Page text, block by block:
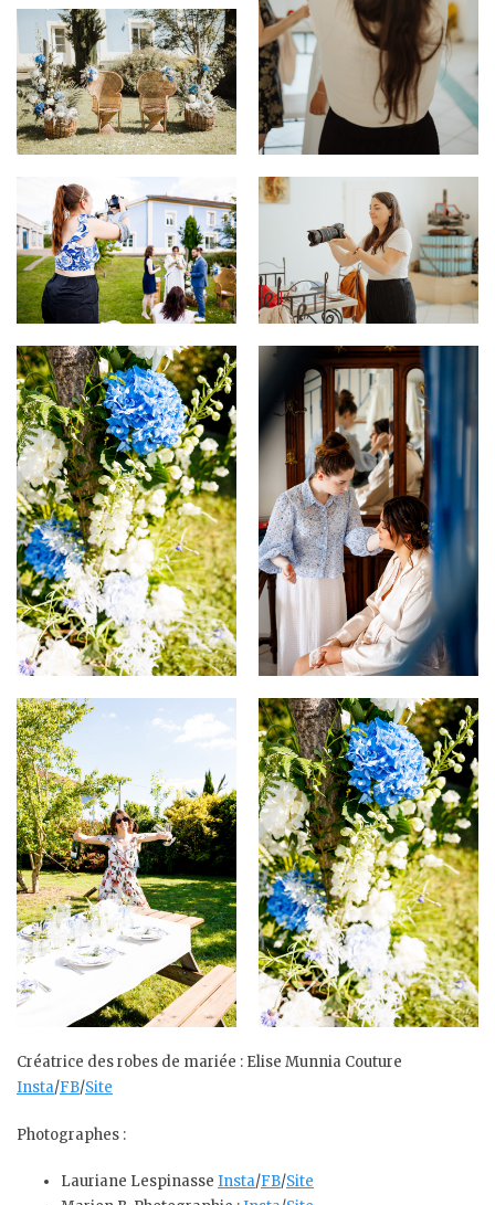
Créatrice des robes de mariée : Elise Munnia Couture
Insta/FB/Site
Photographes :
Lauriane Lespinasse Insta/FB/Site